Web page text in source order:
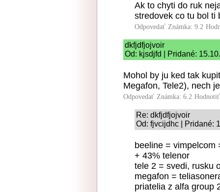
Ak to chyti do ruk
stredovek co tu bol ti
Odpovedať Známka: 9.2
dkfjdfjojvoir
Od: kjsdjfd | Pridané:
Mohol by ju ked tak
Megafon, Tele2), nech
Odpovedať Známka: 6.2
Re: dkfjdfjojvoir
Od: fjvcijdhc | Pridané:
beeline = vimpelcom
+ 43% telenor
tele 2 = svedi, rusku
megafon =
priatelia z alfa group